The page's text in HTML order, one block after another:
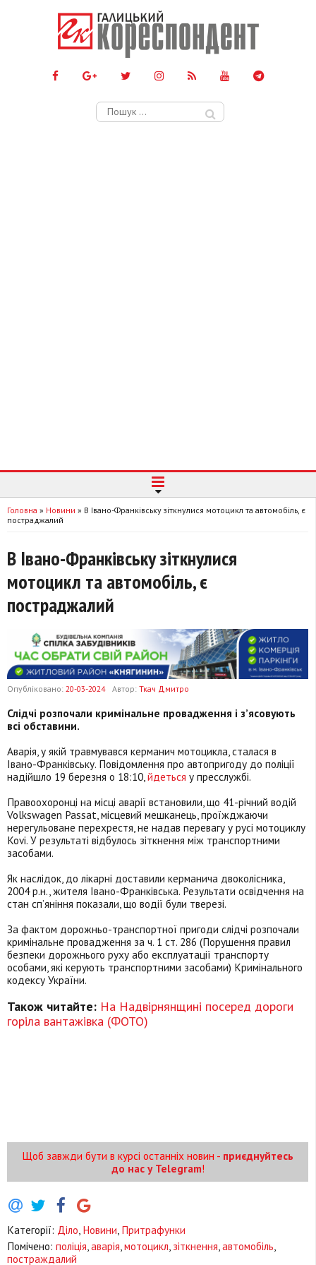
Пошук:
Головна » Новини » В Івано-Франківську зіткнулися мотоцикл та автомобіль, є
постраджалий
В Івано-Франківську зіткнулися
мотоцикл та автомобіль, є
постраджалий
Опубліковано: 20-03-2024 Автор: Ткач Дмитро
Слідчі розпочали кримінальне провадження і з’ясовують
всі обставини.
Аварія, у якій травмувався керманич мотоцикла, сталася в
Івано-Франківську. Повідомлення про автопригоду до поліції
надійшло 19 березня о 18:10,йдеться у пресслужбі.
Правоохоронці на місці аварії встановили, що 41-річний водій
Volkswagen Passat, місцевий мешканець, проїжджаючи
нерегульоване перехрестя, не надав перевагу у русі мотоциклу
Kovi. У результаті відбулось зіткнення між транспортними
засобами.
Як наслідок, до лікарні доставили керманича двоколісника,
2004 р.н., жителя Івано-Франківська. Результати освідчення на
стан сп’яніння показали, що водії були тверезі.
За фактом дорожньо-транспортної пригоди слідчі розпочали
кримінальне провадження за ч. 1 ст. 286 (Порушення правил
безпеки дорожнього руху або експлуатації транспорту
особами, які керують транспортними засобами) Кримінального
кодексу України.
Також читайте: На Надвірнянщині посеред дороги
горіла вантажівка (ФОТО)
Щоб завжди бути в курсі останніх новин - приєднуйтесь
до нас у Telegram!
Категорії: Діло, Новини, Притрафунки
Помічено: поліція,аварія,мотоцикл, зіткнення,автомобіль,
постраждалий